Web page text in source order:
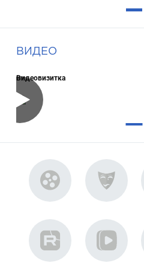
ВИДЕО
Видеовизитка